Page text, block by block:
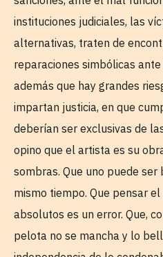
instituciones judiciales, las
alternativas, traten de
reparaciones simbólicas
además que hay grandes
impartan justicia, en que
deberían ser exclusivas de
opino que el artista es su
sombras. Que uno puede
mismo tiempo. Que pensar
absolutos es un error. Que,
pelota no se mancha y lo